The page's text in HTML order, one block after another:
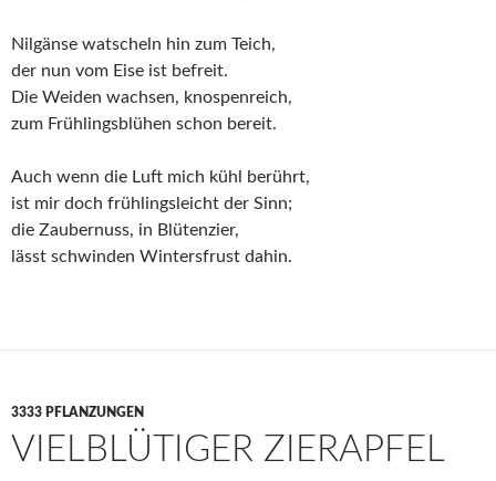
Nilgänse watscheln hin zum Teich,
der nun vom Eise ist befreit.
Die Weiden wachsen, knospenreich,
zum Frühlingsblühen schon bereit.
Auch wenn die Luft mich kühl berührt,
ist mir doch frühlingsleicht der Sinn;
die Zaubernuss, in Blütenzier,
lässt schwinden Wintersfrust dahin.
3333 PFLANZUNGEN
VIELBLÜTIGER ZIERAPFEL